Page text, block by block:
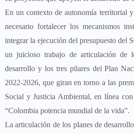
En un contexto de autonomía territorial
necesario fortalecer los mecanismos
integrar la ejecución del presupuesto del
un juicioso trabajo de articulación de
desarrollo y los tres pilares del Plan
2022-2026, que giran en torno a las
Social y Justicia Ambiental, en línea
“Colombia potencia mundial de la vida”.
La articulación de los planes de